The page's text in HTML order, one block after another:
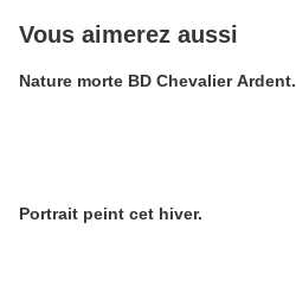
Vous aimerez aussi
Nature morte BD Chevalier Ardent.
Portrait peint cet hiver.